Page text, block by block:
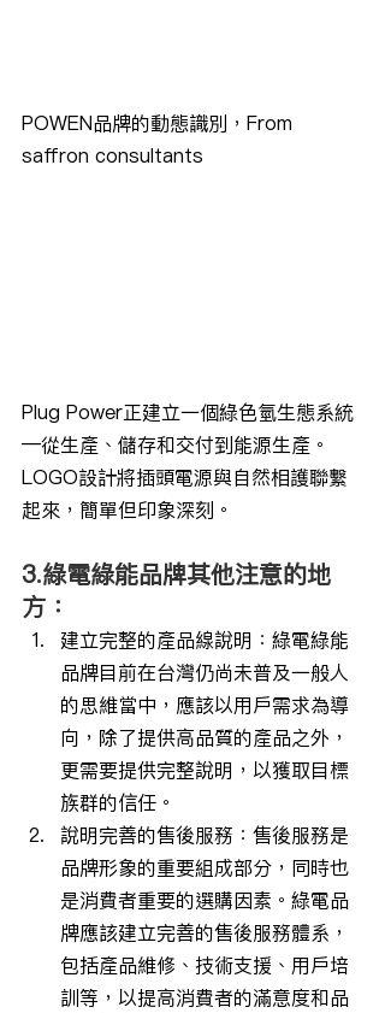
POWEN品牌的動態識別，From
saffron consultants
Plug Power正建立一個綠色氫生態系統
—從生產、儲存和交付到能源生產。
LOGO設計將插頭電源與自然相護聯繫
起來，簡單但印象深刻。
3.綠電綠能品牌其他注意的地
方：
建立完整的產品線說明：綠電綠能
品牌目前在台灣仍尚未普及一般人
的思維當中，應該以用戶需求為導
向，除了提供高品質的產品之外，
更需要提供完整說明，以獲取目標
族群的信任。
說明完善的售後服務：售後服務是
品牌形象的重要組成部分，同時也
是消費者重要的選購因素。綠電品
牌應該建立完善的售後服務體系，
包括產品維修、技術支援、用戶培
訓等，以提高消費者的滿意度和品